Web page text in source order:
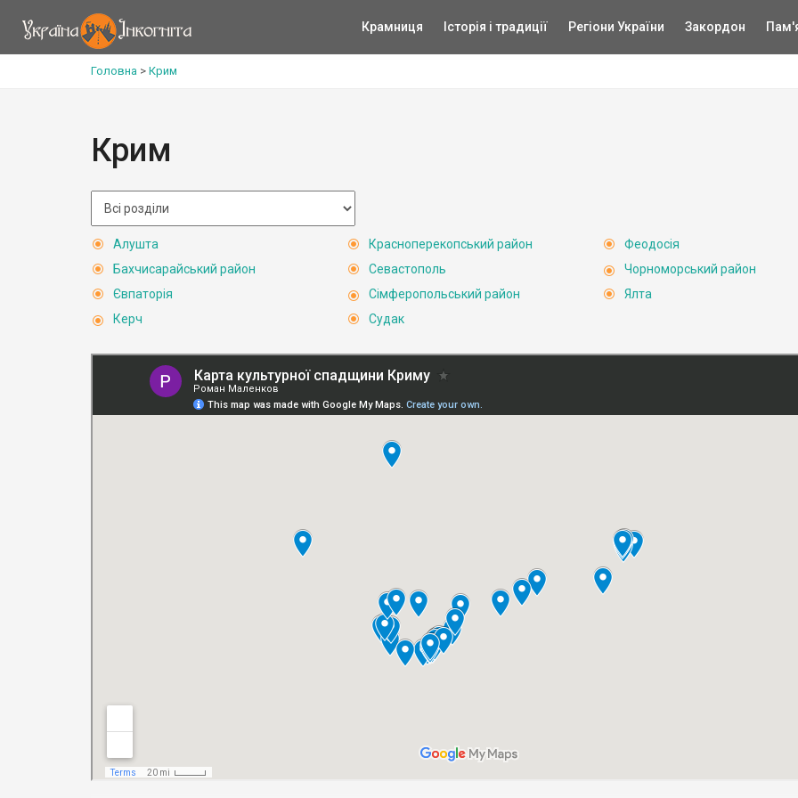
Крамниця Історія і традиції Регіони України Закордон
Головна > Крим
Крим
Алушта
Бахчисарайський район
Євпаторія
Керч
Красноперекопський район
Севастополь
Сімферопольський район
Судак
Феодосія
Чорноморський район
Ялта